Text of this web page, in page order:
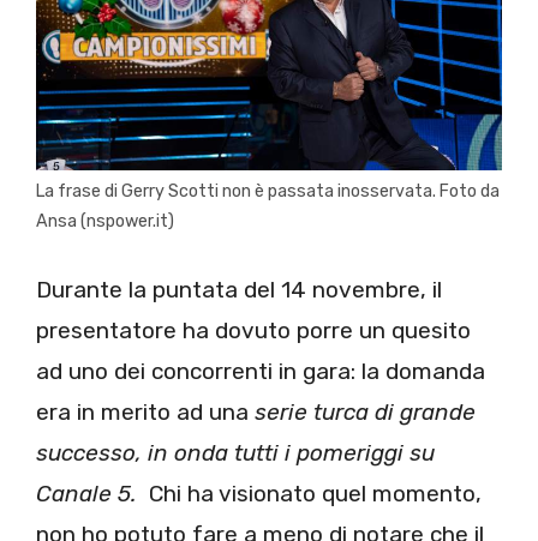
La frase di Gerry Scotti non è passata inosservata. Foto da
Ansa (nspower.it)
Durante la puntata del 14 novembre, il
presentatore ha dovuto porre un quesito
ad uno dei concorrenti in gara: la domanda
era in merito ad una serie turca di grande
successo, in onda tutti i pomeriggi su
Canale 5. Chi ha visionato quel momento,
non ho potuto fare a meno di notare che il